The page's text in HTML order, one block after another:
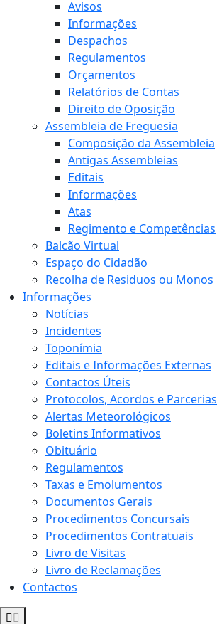
Avisos
Informações
Despachos
Regulamentos
Orçamentos
Relatórios de Contas
Direito de Oposição
Assembleia de Freguesia
Composição da Assembleia
Antigas Assembleias
Editais
Informações
Atas
Regimento e Competências
Balcão Virtual
Espaço do Cidadão
Recolha de Residuos ou Monos
Informações
Notícias
Incidentes
Toponímia
Editais e Informações Externas
Contactos Úteis
Protocolos, Acordos e Parcerias
Alertas Meteorológicos
Boletins Informativos
Obituário
Regulamentos
Taxas e Emolumentos
Documentos Gerais
Procedimentos Concursais
Procedimentos Contratuais
Livro de Visitas
Livro de Reclamações
Contactos